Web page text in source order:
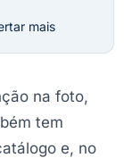
mais
na foto,
tem
e, no